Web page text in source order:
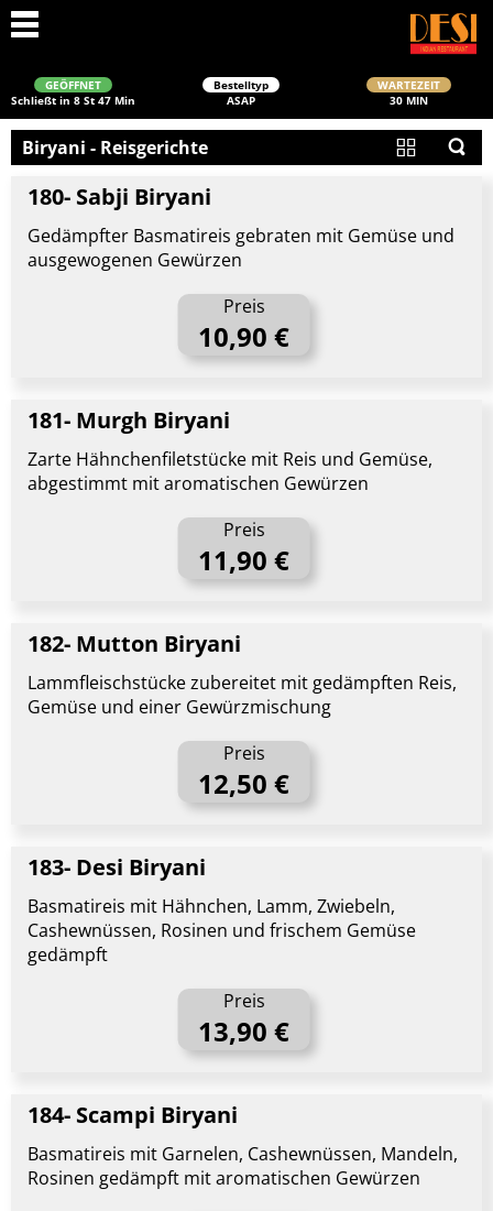
GEÖFFNET
Schließt in 8 St 47 Min
Bestelltyp
ASAP
WARTEZEIT
30 MIN
Biryani - Reisgerichte
180- Sabji Biryani
Gedämpfter Basmatireis gebraten mit Gemüse und
ausgewogenen Gewürzen
Preis
10,90 €
181- Murgh Biryani
Zarte Hähnchenfiletstücke mit Reis und Gemüse,
abgestimmt mit aromatischen Gewürzen
Preis
11,90 €
182- Mutton Biryani
Lammfleischstücke zubereitet mit gedämpften Reis,
Gemüse und einer Gewürzmischung
Preis
12,50 €
183- Desi Biryani
Basmatireis mit Hähnchen, Lamm, Zwiebeln,
Cashewnüssen, Rosinen und frischem Gemüse
gedämpft
Preis
13,90 €
184- Scampi Biryani
Basmatireis mit Garnelen, Cashewnüssen, Mandeln,
Rosinen gedämpft mit aromatischen Gewürzen